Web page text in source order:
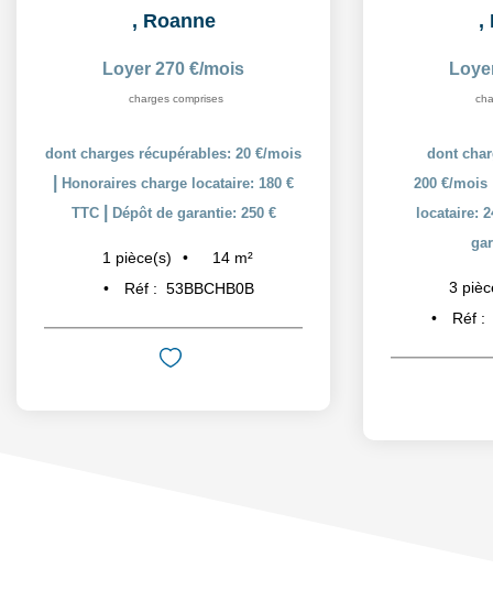
, Roanne
Loyer 270 €/mois
charges comprises
dont charges récupérables: 20 €/mois
Honoraires charge locataire: 180 €
TTC
Dépôt de garantie: 250 €
1 pièce(s) 14 m²
Réf : 53BBCHB0B
,
dont
200 €/mois
locataire:
3
Réf :